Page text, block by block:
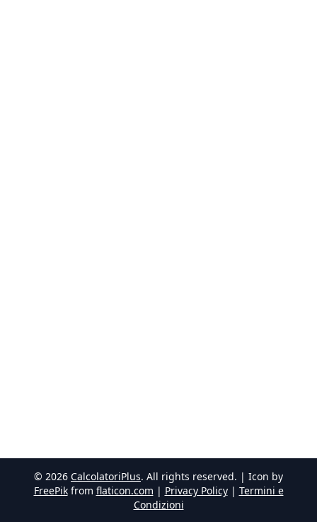
© 2026 CalcolatoriPlus. All rights reserved. | Icon by
FreePik from flaticon.com | Privacy Policy| Termini e
Condizioni